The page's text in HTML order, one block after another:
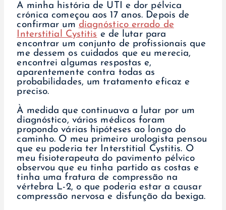
A minha história de UTI e dor pélvica
crónica começou aos 17 anos. Depois de
confirmar um diagnóstico errado de
Interstitial Cystitis e de lutar para
encontrar um conjunto de profissionais que
me dessem os cuidados que eu merecia,
encontrei algumas respostas e,
aparentemente contra todas as
probabilidades, um tratamento eficaz e
preciso.
À medida que continuava a lutar por um
diagnóstico, vários médicos foram
propondo várias hipóteses ao longo do
caminho. O meu primeiro urologista pensou
que eu poderia ter Interstitial Cystitis. O
meu fisioterapeuta do pavimento pélvico
observou que eu tinha partido as costas e
tinha uma fratura de compressão na
vértebra L-2, o que poderia estar a causar
compressão nervosa e disfunção da bexiga.